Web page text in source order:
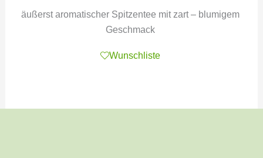
äußerst aromatischer Spitzentee mit zart – blumigem
Geschmack
Wunschliste